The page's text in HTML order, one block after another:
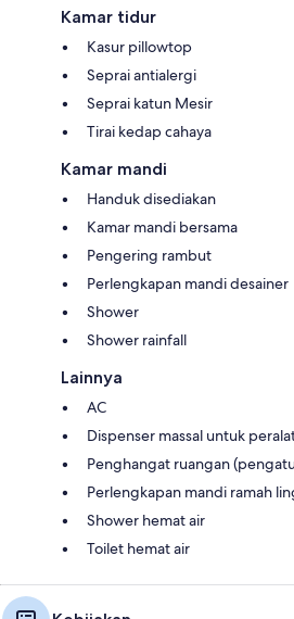
Kamar tidur
Kasur pillowtop
Seprai antialergi
Seprai katun Mesir
Tirai kedap cahaya
Kamar mandi
Handuk disediakan
Kamar mandi bersama
Pengering rambut
Perlengkapan mandi desainer
Shower
Shower rainfall
Lainnya
AC
Dispenser massal untuk
Penghangat ruangan
Perlengkapan mandi ramah
Shower hemat air
Toilet hemat air